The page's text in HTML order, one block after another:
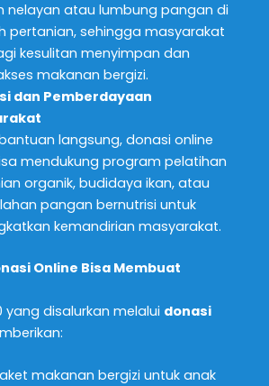
nelayan atau lumbung pangan di
pertanian, sehingga masyarakat
kesulitan menyimpan dan
makanan bergizi.
dan Pemberdayaan
langsung, donasi online
mendukung program pelatihan
organik, budidaya ikan, atau
pangan bernutrisi untuk
kemandirian masyarakat.
Online Bisa Membuat
yang disalurkan melalui donasi
makanan bergizi untuk anak